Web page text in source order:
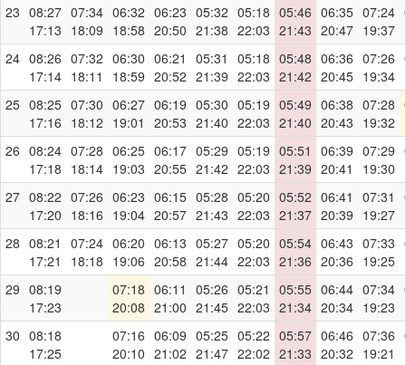
23 08:27
17:13
07:34
18:09
06:32
18:58
06:23
20:50
05:32
21:38
05:18
22:03
05:46
21:43
06:35
20:47
07:24
19:37
24 08:26
17:14
07:32
18:11
06:30
18:59
06:21
20:52
05:31
21:39
05:18
22:03
05:48
21:42
06:36
20:45
07:26
19:34
25 08:25
17:16
07:30
18:12
06:27
19:01
06:19
20:53
05:30
21:40
05:19
22:03
05:49
21:40
06:38
20:43
07:28
19:32
26 08:24
17:18
07:28
18:14
06:25
19:03
06:17
20:55
05:29
21:42
05:19
22:03
05:51
21:39
06:39
20:41
07:29
19:30
27 08:22
17:20
07:26
18:16
06:23
19:04
06:15
20:57
05:28
21:43
05:20
22:03
05:52
21:37
06:41
20:39
07:31
19:27
28 08:21
17:21
07:24
18:18
06:20
19:06
06:13
20:58
05:27
21:44
05:20
22:03
05:54
21:36
06:43
20:36
07:33
19:25
29 08:19
17:23
07:18
20:08
06:11
21:00
05:26
21:45
05:21
22:03
05:55
21:34
06:44
20:34
07:34
19:23
30 08:18
17:25
07:16
20:10
06:09
21:02
05:25
21:47
05:22
22:02
05:57
21:33
06:46
20:32
07:36
19:21